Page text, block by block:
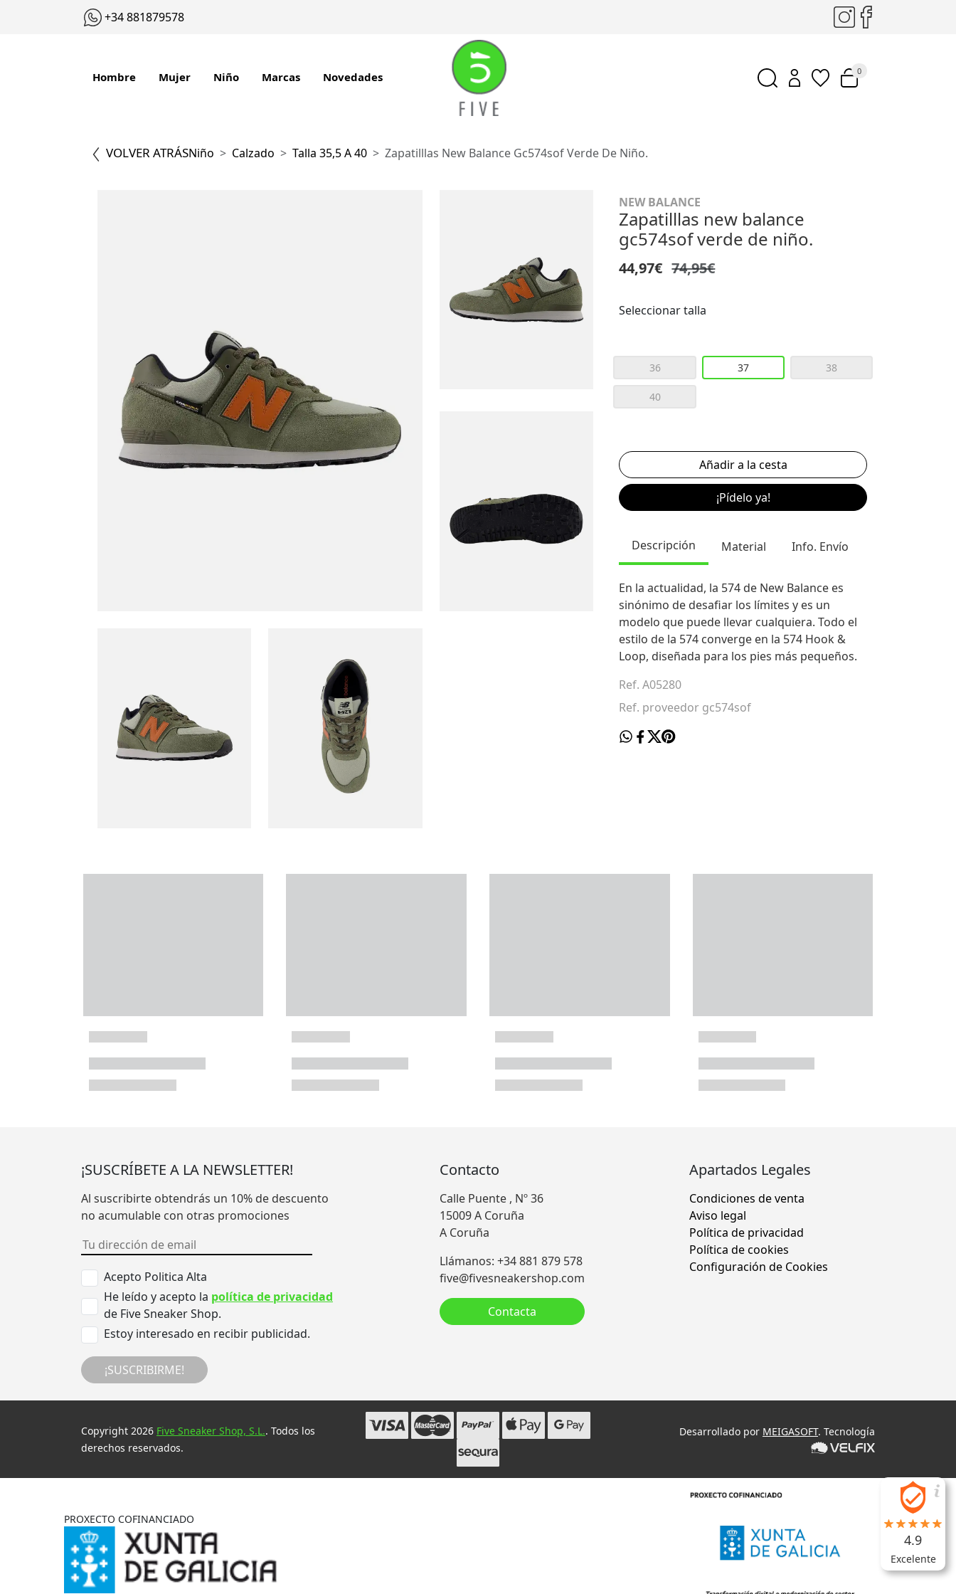
+34 881879578
Hombre Mujer Niño Marcas Novedades 0
VOLVER ATRÁSNiño Calzado Talla 35,5 A 40 Zapatilllas New Balance Gc574sof Verde De Niño.
NEW BALANCE
Zapatilllas new balance
gc574sof verde de niño.
44,97€ 74,95€
Seleccionar talla
36 37 38
40
¡Pídelo ya!
Descripción Material Info. Envío
En la actualidad, la 574 de New Balance es
sinónimo de desafiar los límites y es un
modelo que puede llevar cualquiera. Todo el
estilo de la 574 converge en la 574 Hook &
Loop, diseñada para los pies más pequeños.
Ref. A05280
Ref. proveedor gc574sof
¡SUSCRÍBETE A LA NEWSLETTER!
Al suscribirte obtendrás un 10% de descuento
no acumulable con otras promociones
Acepto Politica Alta
He leído y acepto la política de privacidad
de Five Sneaker Shop.
Estoy interesado en recibir publicidad.
¡SUSCRIBIRME!
Contacto
Calle Puente , Nº 36
15009 A Coruña
A Coruña
Llámanos: +34 881 879 578
five@fivesneakershop.com
Contacta
Apartados Legales
Condiciones de venta
Aviso legal
Política de privacidad
Política de cookies
Configuración de Cookies
Copyright 2026 Five Sneaker Shop, S.L.. Todos los
derechos reservados.
Desarrollado por MEIGASOFT. Tecnología
PROXECTO COFINANCIADO
4.9
Excelente